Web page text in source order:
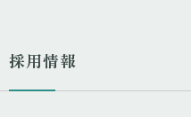
採用情報